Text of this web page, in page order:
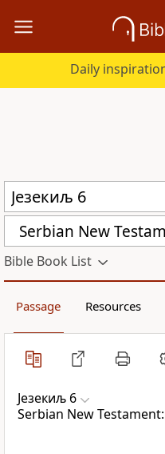
Daily
Bible Book List
Passage Resources
Језекиљ 6
Serbian New